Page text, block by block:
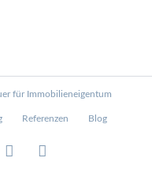
für Immobilieneigentum
Referenzen Blog